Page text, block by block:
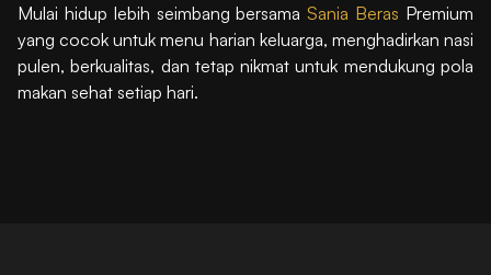
Mulai hidup lebih seimbang bersamaSania Beras Premium
yang cocok untuk menu harian keluarga, menghadirkan nasi
pulen, berkualitas, dan tetap nikmat untuk mendukung pola
makan sehat setiap hari.